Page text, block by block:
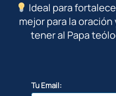
Ideal para
mejor para la
tener al Papa
Tu Email: